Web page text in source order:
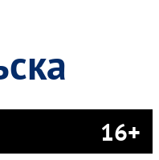
16+